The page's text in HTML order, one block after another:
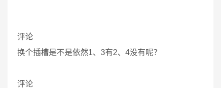
评论
换个插槽是不是依然1、3有2、4没有呢？
评论